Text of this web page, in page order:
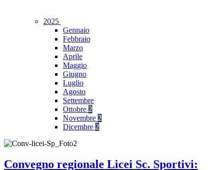
2025
Gennaio
Febbraio
Marzo
Aprile
Maggio
Giugno
Luglio
Agosto
Settembre
Ottobre 2
Novembre 2
Dicembre 2
Convegno regionale Licei Sc. Sportivi: